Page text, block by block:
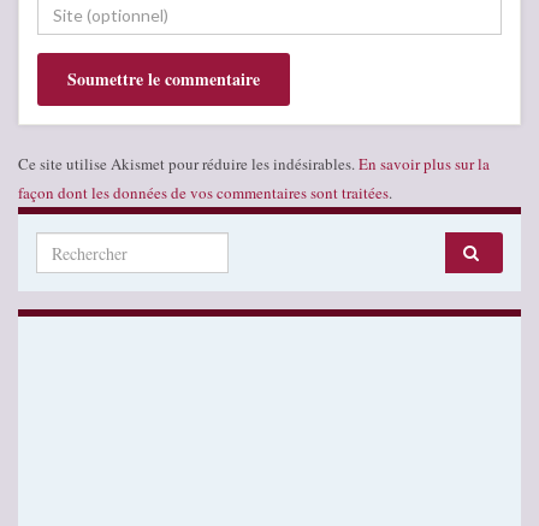
Ce site utilise Akismet pour réduire les indésirables.En savoir plus sur la
façon dont les données de vos commentaires sont traitées.
Search for: